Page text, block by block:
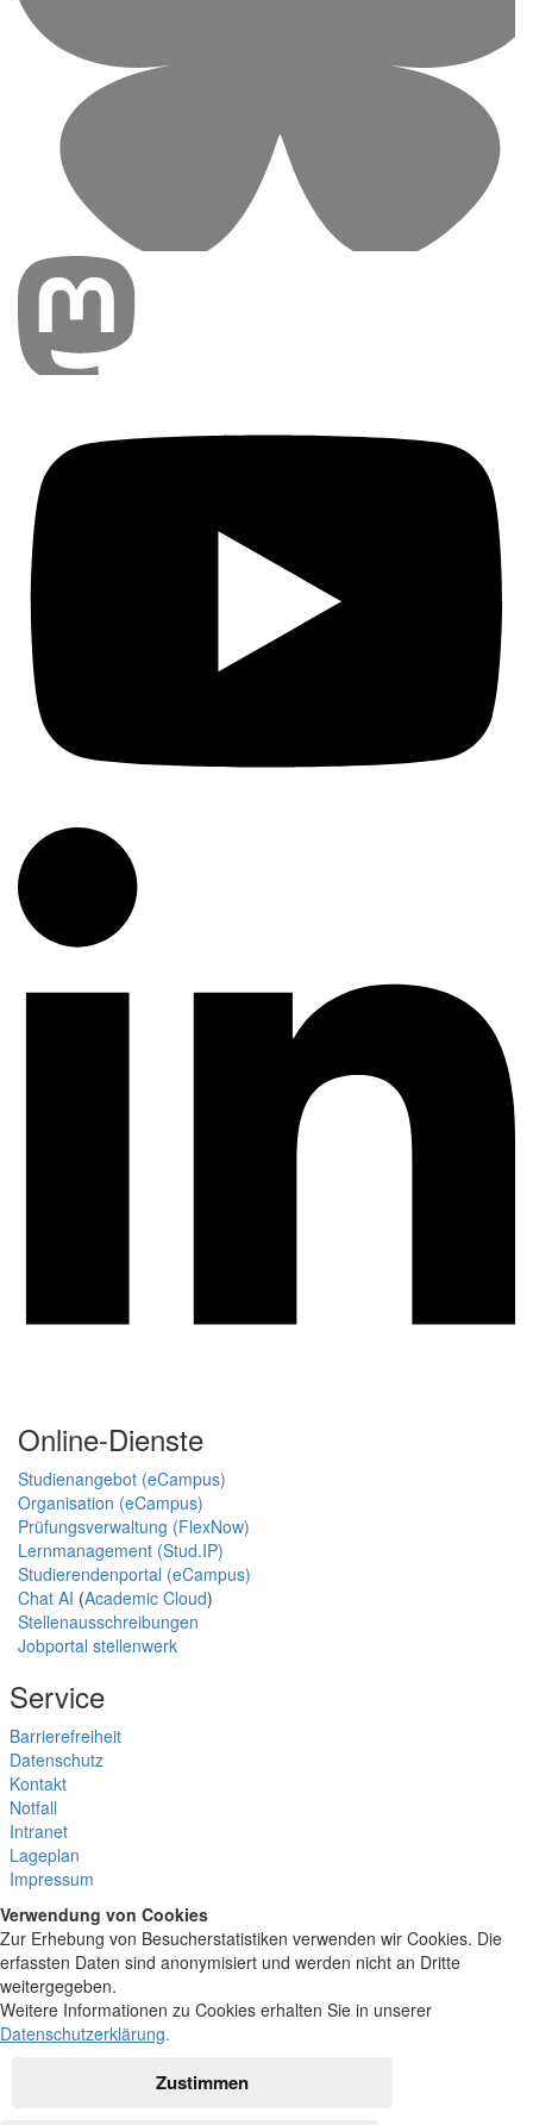
Online-Dienste
Studienangebot (eCampus)
Organisation (eCampus)
Prüfungsverwaltung (FlexNow)
Lernmanagement (Stud.IP)
Studierendenportal (eCampus)
Chat AI (Academic Cloud)
Stellenausschreibungen
Jobportal stellenwerk
Service
Barrierefreiheit
Datenschutz
Kontakt
Notfall
Intranet
Lageplan
Impressum
Verwendung von Cookies
Zur Erhebung von Besucherstatistiken verwenden wir Cookies. Die
erfassten Daten sind anonymisiert und werden nicht an Dritte
weitergegeben.
Weitere Informationen zu Cookies erhalten Sie in unserer
Datenschutzerklärung.
Zustimmen